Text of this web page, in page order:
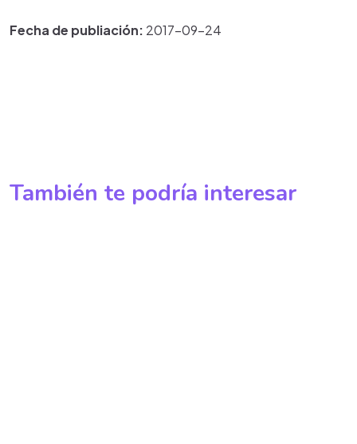
Fecha de publiación: 2017-09-24
También te podría interesar